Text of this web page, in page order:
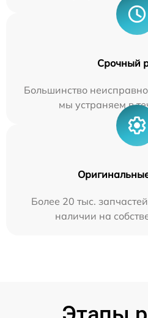
Срочный
Большинство
мы устраняем в
Более 20 тыс.
наличии на